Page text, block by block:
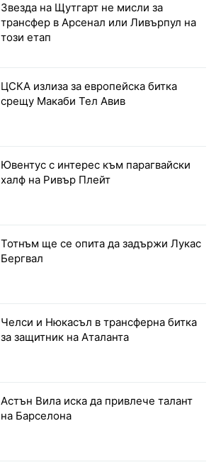
Звезда на Щутгарт не мисли за
трансфер в Арсенал или Ливърпул на
този етап
ЦСКА излиза за европейска битка
срещу Макаби Тел Авив
Ювентус с интерес към парагвайски
халф на Ривър Плейт
Тотнъм ще се опита да задържи Лукас
Бергвал
Челси и Нюкасъл в трансферна битка
за защитник на Аталанта
Астън Вила иска да привлече талант
на Барселона